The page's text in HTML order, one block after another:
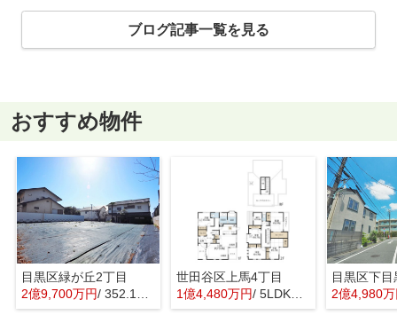
ブログ記事一覧を見る
おすすめ物件
目黒区緑が丘2丁目
2億9,700万円/ 352.16㎡
世田谷区上馬4丁目
1億4,480万円/ 5LDK＋1S(納戸)
目黒区下
2億4,980